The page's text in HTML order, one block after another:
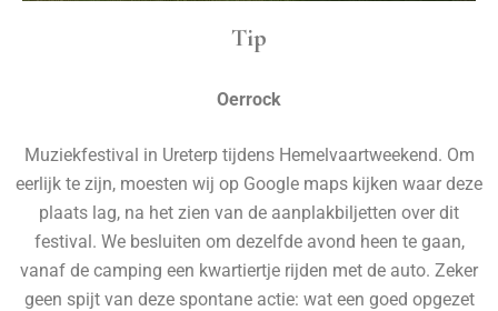
Tip
Oerrock
Muziekfestival in Ureterp tijdens Hemelvaartweekend. Om
eerlijk te zijn, moesten wij op Google maps kijken waar deze
plaats lag, na het zien van de aanplakbiljetten over dit
festival. We besluiten om dezelfde avond heen te gaan,
vanaf de camping een kwartiertje rijden met de auto. Zeker
geen spijt van deze spontane actie: wat een goed opgezet